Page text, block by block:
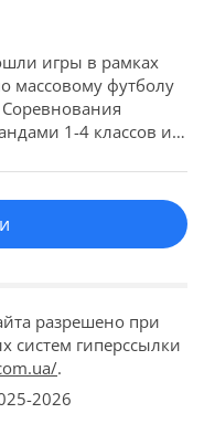
игры в рамках
массовому футболу
1-4 классов и
совет. По
получили: Среди
получили кубки,
представлять […]
разрешено при
систем гиперссылки
.
2026